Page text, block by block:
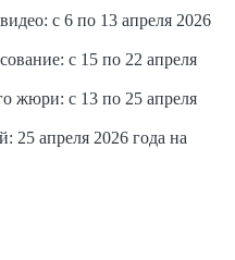
с 6 по 13 апреля 2026
с 15 по 22 апреля
жюри: с 13 по 25 апреля
25 апреля 2026 года на